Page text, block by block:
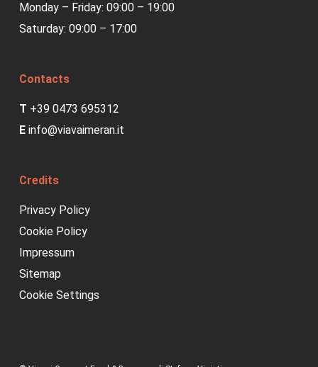
Monday – Friday: 09:00 – 19:00
Saturday: 09:00 – 17:00
Contacts
T +39 0473 695312
E info@viavaimeran.it
Credits
Privacy Policy
Cookie Policy
Impressum
Sitemap
Cookie Settings